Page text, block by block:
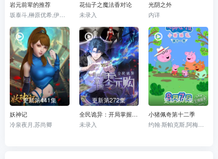
岩元前辈的推荐
花仙子之魔法香对论
未录入
光阴之外
内详
更新第441集
妖神记
冷泉夜月,苏尚卿
更新第272集
全民诡异：开局掌握零元购·动态漫画
未录入
更新第05集
小猪佩奇第十二季